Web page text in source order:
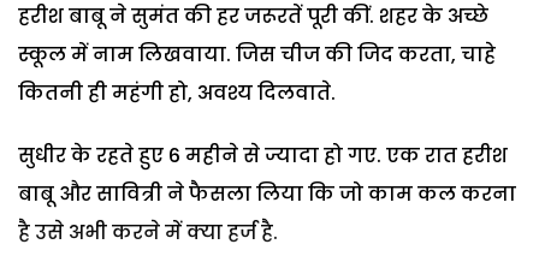
हरीश बाबू ने सुमंत की हर जरूरतें पूरी कीं. शहर के अच्छे
स्कूल में नाम लिखवाया. जिस चीज की जिद करता, चाहे
कितनी ही महंगी हो, अवश्य दिलवाते.
सुधीर के रहते हुए 6 महीने से ज्यादा हो गए. एक रात हरीश
बाबू और सावित्री ने फैसला लिया कि जो काम कल करना
है उसे अभी करने में क्या हर्ज है.